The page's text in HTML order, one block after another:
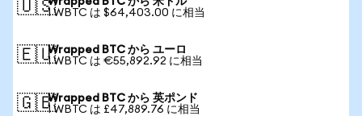
🇺🇸1 WBTC は $64,403.00 に相当
🇪🇺Wrapped BTC から ユーロ
1 WBTC は €55,892.92 に相当
🇬🇧Wrapped BTC から 英ポンド
1 WBTC は £47,889.76 に相当